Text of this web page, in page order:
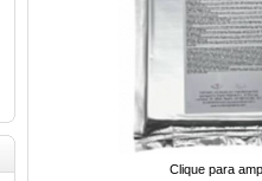
Clique para